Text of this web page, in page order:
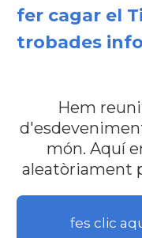
fer cagar el
trobades
Hem
món. Aquí
aleatòriament
fes clic